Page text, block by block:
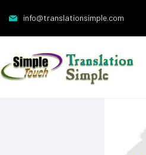
info@translationsimple.com